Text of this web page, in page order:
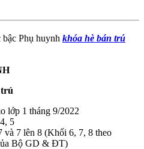
Phụ huynh khóa hè bán trú​
lớp 1 tháng 9/2022
5
và 7 lên 8 (Khối 6, 7, 8 theo
Bộ GD & ĐT)